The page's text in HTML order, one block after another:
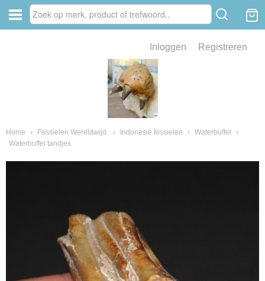
Inloggen Registreren
Home › Fossielen Wereldwijd. › Indonesië fossielen › Waterbuffel
›
Waterbuffel tandjes
van fossielen en mineralen